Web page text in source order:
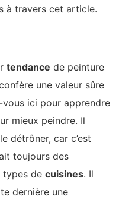
à travers cet article.
tendance de peinture
une valeur sûre
ici pour apprendre
mieux peindre. Il
détrôner, car c’est
toujours des
types de cuisines. Il
dernière une